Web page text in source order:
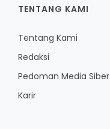
TENTANG KAMI
Tentang Kami
Redaksi
Pedoman Media Siber
Karir